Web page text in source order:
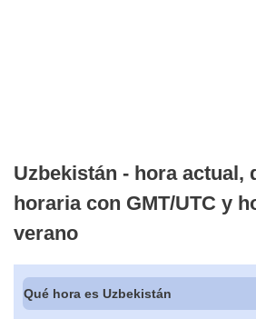
Uzbekistán - hora actual,
horaria con GMT/UTC y
verano
Qué hora es Uzbekistán